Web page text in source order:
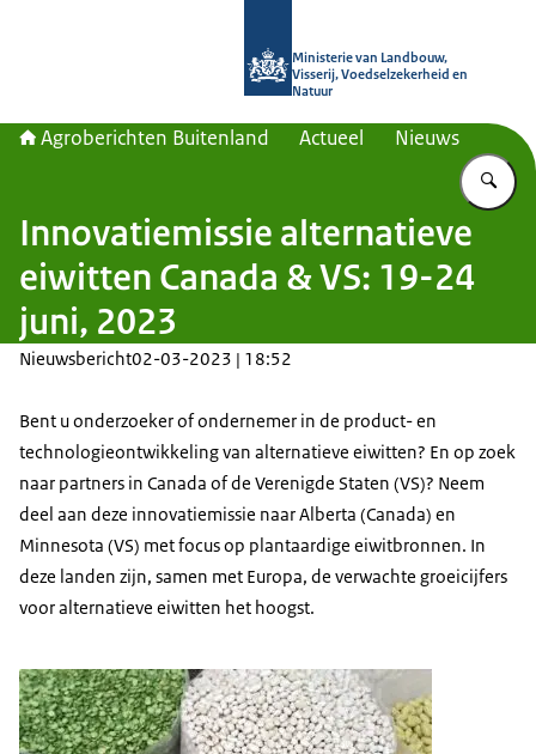
Ministerie van Landbouw,
Visserij, Voedselzekerheid en
Natuur
Agroberichten Buitenland Actueel Nieuws
Innovatiemissie alternatieve
eiwitten Canada & VS: 19-24
juni, 2023
Nieuwsbericht02-03-2023 | 18:52
Bent u onderzoeker of ondernemer in de product- en
technologieontwikkeling van alternatieve eiwitten? En op zoek
naar partners in Canada of de Verenigde Staten (VS)? Neem
deel aan deze innovatiemissie naar Alberta (Canada) en
Minnesota (VS) met focus op plantaardige eiwitbronnen. In
deze landen zijn, samen met Europa, de verwachte groeicijfers
voor alternatieve eiwitten het hoogst.